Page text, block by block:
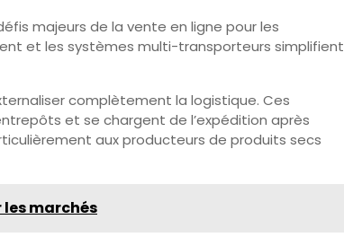
majeurs de la vente en ligne pour les
et les systèmes multi-transporteurs simplifient
complètement la logistique. Ces
et se chargent de l’expédition après
aux producteurs de produits secs
marchés